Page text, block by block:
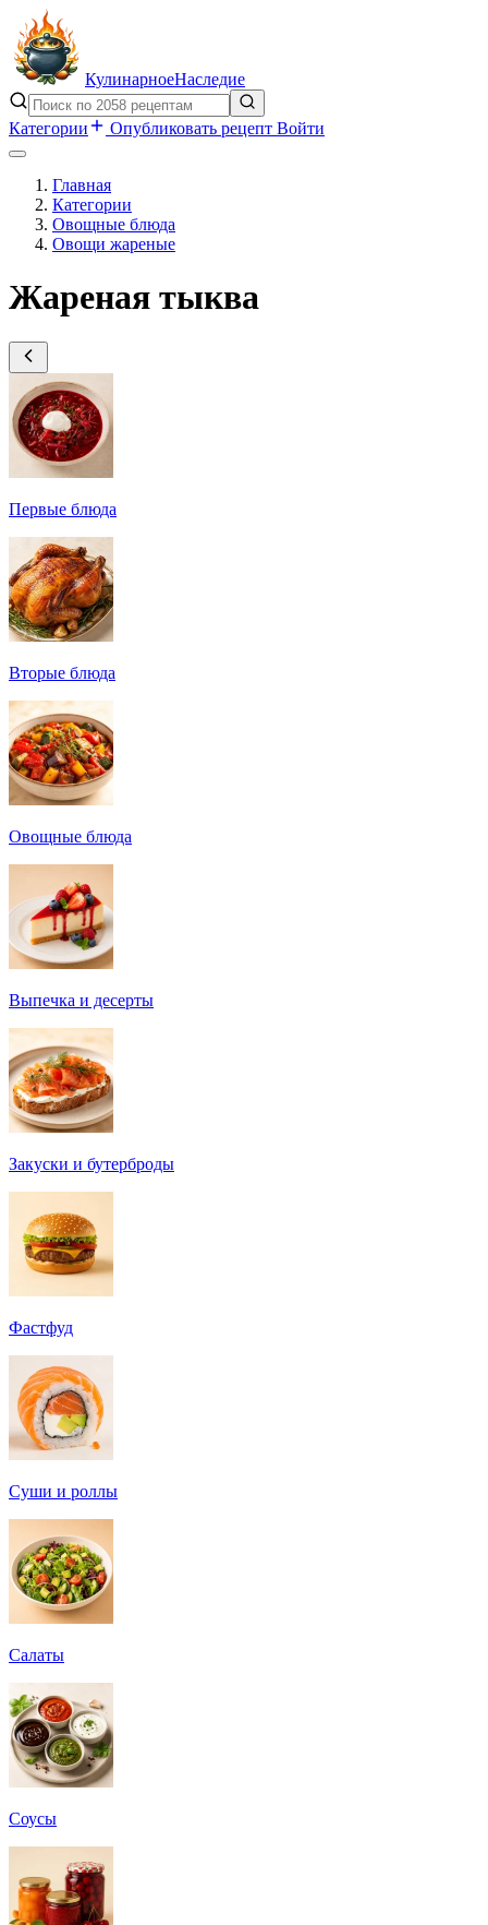
КулинарноеНаследие
Категории Опубликовать рецепт Войти
Главная
Категории
Овощные блюда
Овощи жареные
Жареная тыква
Первые блюда
Вторые блюда
Овощные блюда
Выпечка и десерты
Закуски и бутерброды
Фастфуд
Суши и роллы
Салаты
Соусы